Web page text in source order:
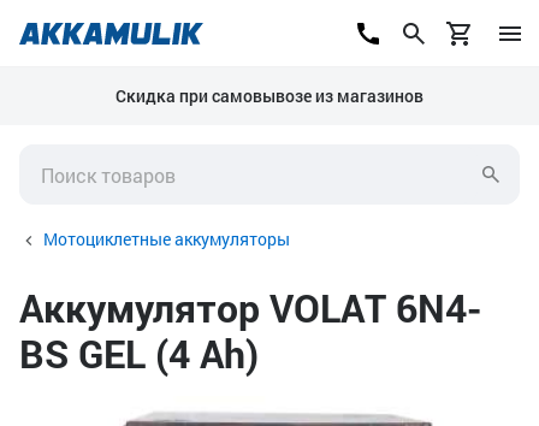
Скидка при самовывозе из магазинов
Мотоциклетные аккумуляторы
Аккумулятор VOLAT 6N4-
BS GEL (4 Ah)